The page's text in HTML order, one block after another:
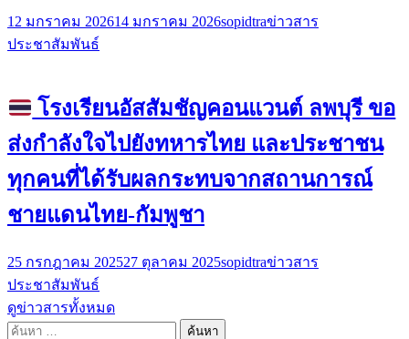
12 มกราคม 202614 มกราคม 2026sopidtraข่าวสาร
ประชาสัมพันธ์
โรงเรียนอัสสัมชัญคอนแวนต์ ลพบุรี ขอ
ส่งกำลังใจไปยังทหารไทย และประชาชน
ทุกคนที่ได้รับผลกระทบจากสถานการณ์
ชายแดนไทย-กัมพูชา
25 กรกฎาคม 202527 ตุลาคม 2025sopidtraข่าวสาร
ประชาสัมพันธ์
ดูข่าวสารทั้งหมด
ค้นหา